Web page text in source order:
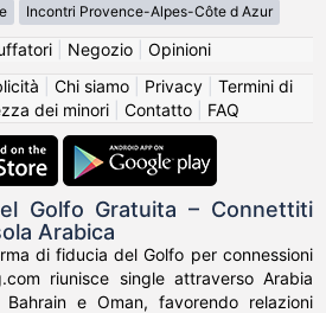
Incontri Provence-Alpes-Côte d Azur
| Negozio| Opinioni
Chi siamo| Privacy| Termini di
dei minori| Contatto| FAQ
Golfo Gratuita – Connettiti
Arabica
di fiducia del Golfo per connessioni
riunisce single attraverso Arabia
e Oman, favorendo relazioni